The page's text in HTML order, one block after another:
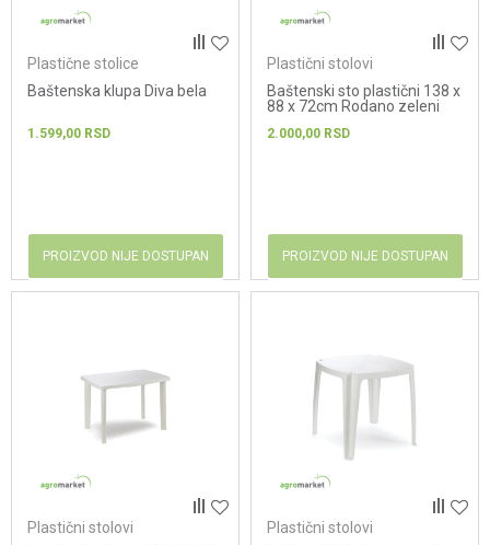
Plastične stolice
Baštenska klupa Diva bela
1.599,00 RSD
PROIZVOD NIJE DOSTUPAN
Plastični stolovi
Baštenski sto plastični 138 x
88 x 72cm Rodano zeleni
2.000,00 RSD
PROIZVOD NIJE DOSTUPAN
Plastični stolovi
Plastični stolovi